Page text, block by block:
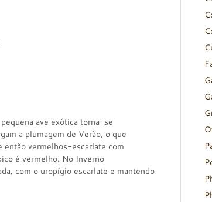
ave exótica torna-se
a plumagem de Verão, o que
vermelhos-escarlate com
é vermelho. No Inverno
com o uropígio escarlate e mantendo